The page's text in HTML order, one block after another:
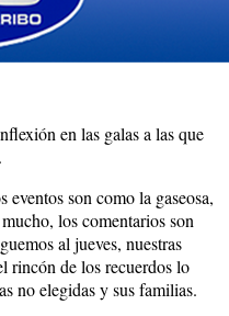
en las galas a las que
eventos son como la gaseosa,
los comentarios son
al jueves, nuestras
rincón de los recuerdos lo
no elegidas y sus familias.